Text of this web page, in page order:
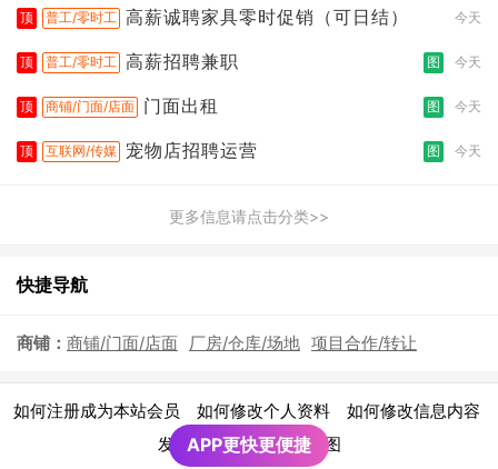
顶 普工/零时工 高薪诚聘家具零时促销（可日结） 今天
顶 普工/零时工 高薪招聘兼职 图 今天
顶 商铺/门面/店面 门面出租 图 今天
顶 互联网/传媒 宠物店招聘运营 图 今天
更多信息请点击分类>>
快捷导航
商铺： 商铺/门面/店面 厂房/仓库/场地 项目合作/转让
如何注册成为本站会员 如何修改个人资料 如何修改信息内容
发布广告须知 | 网站地图
APP更快更便捷